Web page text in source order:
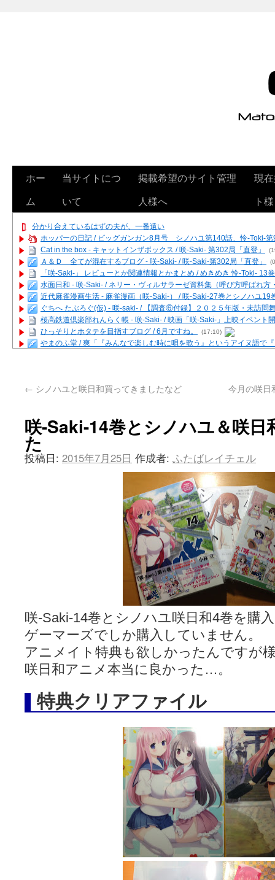
ホー
ム
当サイトにつ
いて
掲載希望のサイト管理
人様へ
現
ト様
分かり合えているはずの夫が、一番遠い
ホッパーの日記 / ビッグガンガン8月号 シノハユ第140話、怜-Toki-第
Cat in the box - キャットインザボックス / 咲-Saki- 第302局「直登」
Ａ＆Ｄ 全てが混在するブログ - 咲-Saki- / 咲-Saki-第302局「直登」
「咲-Saki-」 レビューとか関連情報とかまとめ / めきめき 怜-Toki- 13
水面日和 - 咲-Saki- / ネリー・ヴィルサラーゼ資料集（呼び方呼ばれ方
近代麻雀漫画生活 - 麻雀漫画（咲-Saki-） / 咲-Saki-27巻とシノハユ
ぐちへ たぶろぐ(仮) - 咲-saki- / 【調査⑥付録】２０２５年版・未訪問
桜高鉄道倶楽部れんらく帳 - 咲-Saki- / 映画「咲-Saki-」上映イベント
ひっそりとホタテを目指すブログ / 6月ですね。
(17:10)
やまのふ堂 / 爽「『みんなで楽しむ時に唄を歌う』というアイヌ語で
咲クラ女子 - 咲-Saki- / 姫松の上重漫ちゃんと演じている伊達朱里紗さ
はやりの如く☆ - 咲-saki- / 悪いこと【SS】 (06:42)
麻雀雑記あれこれ - 咲 -Saki- / 咲-Saki-キャラが台湾麻雀を打ったらど
またの名を咲ブログ - 咲-Saki- / 男体化すると聞いての落書き
あっちが変 / あっちが変 (08:31)
BBKN BLOG / トップページ（サイトマップ） (15:00)
あにてつ！ / 千里山に行ってきました（2017年09月）
さくやこのはな - 咲 -saki- / 末の千里のために(咲さんが和ちゃんを招
凡人の私 / ステルス坂こと咲-Saki-5巻表紙の舞台を発見しました
嶺上開花自摸 / Last day of Summer session 1 (13:01)
おもちもちもち - 咲-Saki- / ５・８小林先生の日記更新について考え
かんむりとかげ - 咲-Saki- / 立先生の更新 (11:32)
咲-Saki- | にゅいのって / 咲-Saki-臨時アンテナ (11:50)
咲-Saki-ブログ！～麻雀下手でも咲が好き～ / ブログ名変更のお知らせ
嶺上航路 / ドラフト前日なので中日ドラゴンズのドラフト指名を予想
音を奏でて花が咲く - 咲-Saki- / 浩子「…あっ分かった 恐らくそうい
一萬人の麓路() - 咲-Saki- / 咲-Saki- 第193局[竜王] ドラゴンの王とパク
from A to K / [咲-saki-][麻雀ゲーム]【ゲーム】セガのMJシリーズで2年
紺フェス - 咲-Saki- / 【越谷SS】とろけそうな日 (15:31)
ユズポニッキ - 咲-Saki- / ☆ #咲実写 ☆告知☆オンライン上映会☆ 阿
ああ、あの牌？ - 咲-Saki- / シノハユ菰沢中関連(江津・大田)の登場舞
宮守大好き帳 / 告知
(13:04)
麻雀アニメ＆麻雀ゲームあれこれ / 厄介な相手だよ！ あんたは……
咲めも！ / ニワチョコ、尊い。
ＳＳＳ（咲ＳＳ）感想ブログ / 【SSS】憩 -Kei- 全国編第２２局『流局
煌-Subara- - 咲-saki- / シノハユ感想 (13:19)
SYNTH 2006 - 咲 -Saki- / 阿知賀編をドヤ顔に着目しながらまたまた
かえんだん - 咲-Saki- / 朱里「そげなこつ私がやっておきますから！
Saki-1 グランプリ ～咲ワン～ / しわが誕生することは老化現象だと
木と木と木 - 咲-saki- / 新道寺の本 (00:00)
ヤンデレ・狂気の百合SSブログ / 【咲-Saki-SS：久咲】そして私たち
迷子の坊やのみちくさ日記 / 【連載感想】宮永照についてのあれこれ
私的素敵ジャンク / [咲-Saki-] 咲-Saki-第168局［端緒］感想 (16:58)
麻雀自由帳 - 咲-Saki- / 咲-Saki-第168局[端緒]感想 照-Teru- 追憶編第
LAT. 39°20' N - 咲-Saki- / 永水航路 3 - 霧島の姫は、深山幽谷の頂で
エトピリカ!! - 咲-saki- / 咲-Saki-16巻 シノハユ7巻表紙予想
(11:05)
ニワカSakiファンの部屋 - 咲-Saki- / 咲の実写化について（再） (15:15)
低姿勢ニワカの麻雀 / マイナーカップリングSS感想 (07:31)
← シノハユと咲日和買ってきましたなど 今月の咲
咲-Saki-14巻とシノハユ＆咲日
た
投稿日: 2015年7月25日 作成者: ふたばレイチェル
咲-Saki-14巻とシノハユ咲日和4巻を購
ゲーマーズでしか購入していません。
アニメイト特典も欲しかったんですが
咲日和アニメ本当に良かった…。
特典クリアファイル